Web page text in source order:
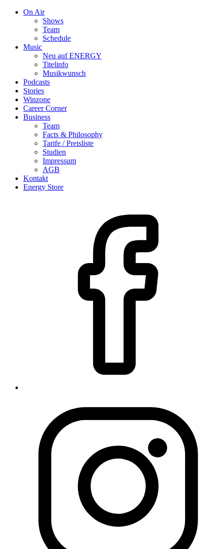
On Air
Shows
Team
Schedule
Music
Neu auf ENERGY
Titelinfo
Musikwunsch
Podcasts
Stories
Winzone
Career Corner
Business
Team
Facts & Philosophy
Tarife / Preisliste
Studien
Impressum
AGB
Kontakt
Energy Store